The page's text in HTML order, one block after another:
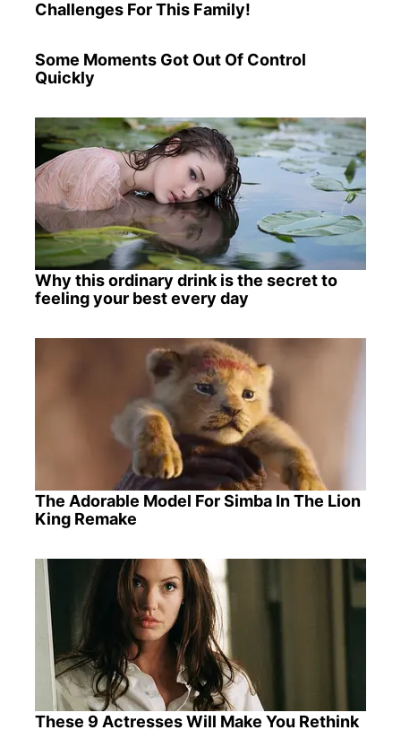
Challenges For This Family!
Some Moments Got Out Of Control
Quickly
Why this ordinary drink is the secret to
feeling your best every day
The Adorable Model For Simba In The Lion
King Remake
These 9 Actresses Will Make You Rethink